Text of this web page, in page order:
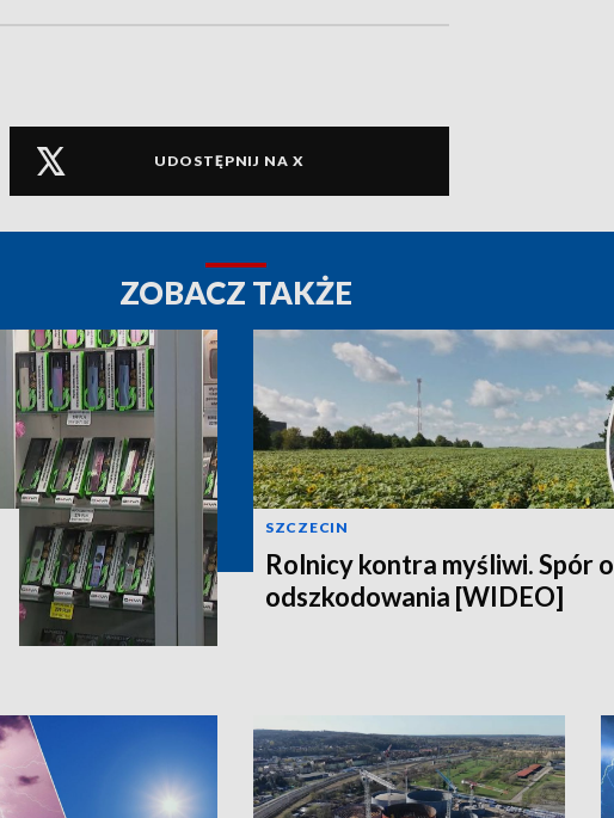
UDOSTĘPNIJ NA X
ZOBACZ TAKŻE
SZCZECIN
Rolnicy kontra myśliwi. Spór o
odszkodowania [WIDEO]